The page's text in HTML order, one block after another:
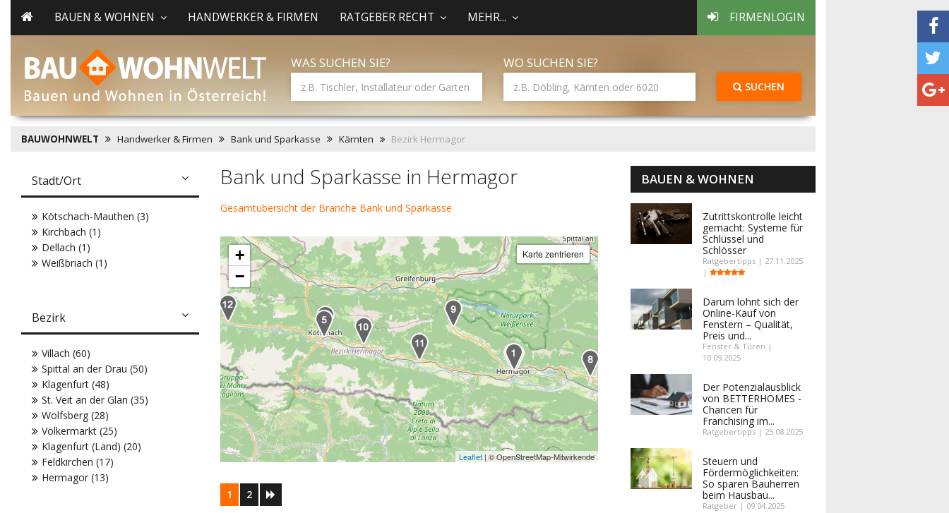
BAUEN & WOHNEN HANDWERKER & FIRMEN RATGEBER RECHT MEHR... FIRMENLOGIN
WAS SUCHEN SIE? WO SUCHEN SIE?
SUCHEN
BAUWOHNWELT Handwerker & Firmen Bank und Sparkasse Kärnten Bezirk Hermagor
Bank und Sparkasse in Hermagor
Gesamtübersicht der Branche Bank und Sparkasse
+
−
Karte zentrieren
Leaflet| © OpenStreetMap-Mitwirkende
1 2
Stadt/Ort
Kötschach-Mauthen (3)
Kirchbach (1)
Dellach (1)
Weißbriach (1)
Bezirk
Villach (60)
Spittal an der Drau (50)
Klagenfurt (48)
St. Veit an der Glan (35)
Wolfsberg (28)
Völkermarkt (25)
Klagenfurt (Land) (20)
Feldkirchen (17)
Hermagor (13)
BAUEN & WOHNEN
Zutrittskontrolle leicht
gemacht: Systeme für
Schlüssel und
Schlösser
Ratgebertipps | 27.11.2025
|
Darum lohnt sich der
Online-Kauf von
Fenstern – Qualität,
Preis und...
Fenster & Türen |
10.09.2025
Der Potenzialausblick
von BETTERHOMES -
Chancen für
Franchising im...
Ratgebertipps | 25.08.2025
Steuern und
Fördermöglichkeiten:
So sparen Bauherren
beim Hausbau...
Ratgeber | 09.04.2025